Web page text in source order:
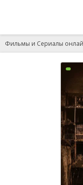
Фильмы и Сериалы